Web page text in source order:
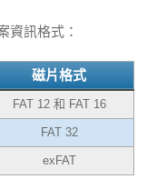
資訊格式：
磁片格式
FAT 12 和 FAT 16
FAT 32
exFAT